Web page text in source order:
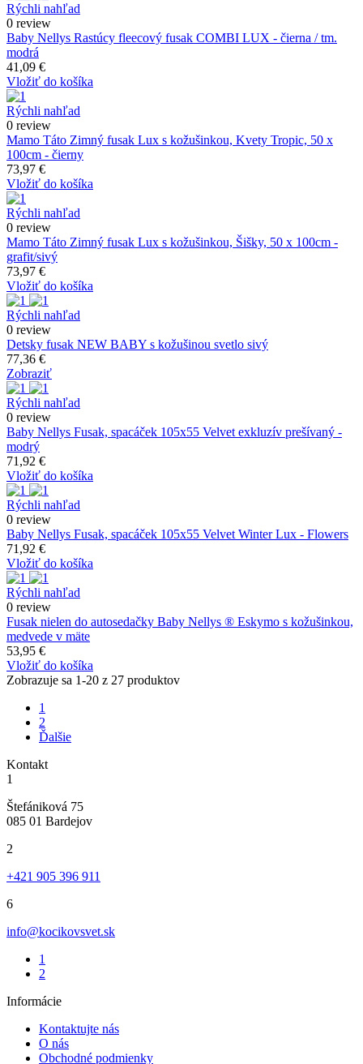
Rýchli nahľad
0 review
Baby Nellys Rastúcy fleecový fusak COMBI LUX - čierna / tm.
modrá
41,09 €
Vložiť do košíka
Rýchli nahľad
0 review
Mamo Táto Zimný fusak Lux s kožušinkou, Kvety Tropic, 50 x
100cm - čierny
73,97 €
Vložiť do košíka
Rýchli nahľad
0 review
Mamo Táto Zimný fusak Lux s kožušinkou, Šišky, 50 x 100cm -
grafit/sivý
73,97 €
Vložiť do košíka
Rýchli nahľad
0 review
Detsky fusak NEW BABY s kožušinou svetlo sivý
77,36 €
Zobraziť
Rýchli nahľad
0 review
Baby Nellys Fusak, spacáček 105x55 Velvet exkluzív prešívaný -
modrý
71,92 €
Vložiť do košíka
Rýchli nahľad
0 review
Baby Nellys Fusak, spacáček 105x55 Velvet Winter Lux - Flowers
71,92 €
Vložiť do košíka
Rýchli nahľad
0 review
Fusak nielen do autosedačky Baby Nellys ® Eskymo s kožušinkou,
medvede v mäte
53,95 €
Vložiť do košíka
Zobrazuje sa 1-20 z 27 produktov
1
2
Ďalšie
Kontakt
1
Štefániková 75
085 01 Bardejov
2
+421 905 396 911
6
info@kocikovsvet.sk
1
2
Informácie
Kontaktujte nás
O nás
Obchodné podmienky